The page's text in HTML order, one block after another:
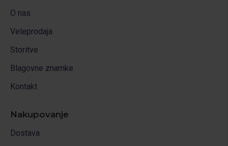
O nas
Veleprodaja
Storitve
Blagovne znamke
Kontakt
Nakupovanje
Dostava